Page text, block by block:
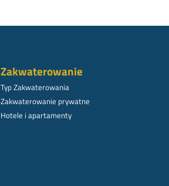
Zakwaterowanie
Typ Zakwaterowania
Zakwaterowanie prywatne
Hotele i apartamenty